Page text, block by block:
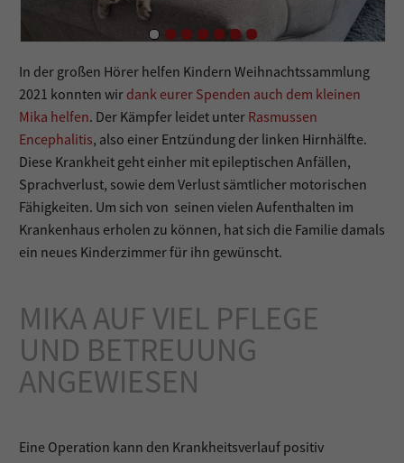
In der großen Hörer helfen Kindern Weihnachtssammlung
2021 konnten wir dank eurer Spenden auch dem kleinen
Mika helfen. Der Kämpfer leidet unter Rasmussen
Encephalitis, also einer Entzündung der linken Hirnhälfte.
Diese Krankheit geht einher mit epileptischen Anfällen,
Sprachverlust, sowie dem Verlust sämtlicher motorischen
Fähigkeiten. Um sich von seinen vielen Aufenthalten im
Krankenhaus erholen zu können, hat sich die Familie damals
ein neues Kinderzimmer für ihn gewünscht.
MIKA AUF VIEL PFLEGE
UND BETREUUNG
ANGEWIESEN
Eine Operation kann den Krankheitsverlauf positiv